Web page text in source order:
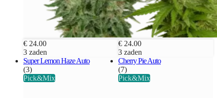
€ 24.00
3 zaden
€ 24.00
3 zaden
Super Lemon Haze Auto
(3)
Pick&Mix
Cherry Pie Auto
(7)
Pick&Mix